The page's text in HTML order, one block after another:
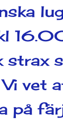
strax
vet
på